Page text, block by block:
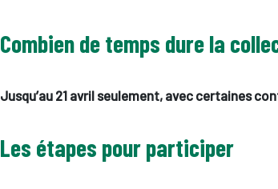
Combien de temps dure la
Jusqu’au 21 avril seulement, avec certaines
Les étapes pour participer